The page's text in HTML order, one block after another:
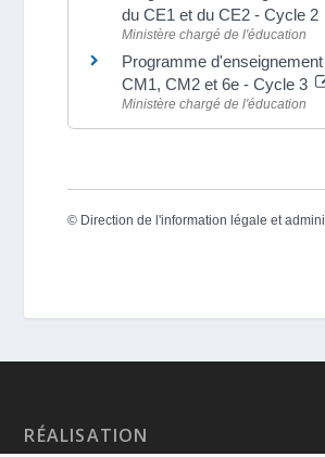
du CE1 et du CE2 - Cycle 2
Ministère chargé de l'éducation
Programme
CM1, CM2 et 6e - Cycle 3
Ministère chargé de l'éducation
© Direction de l'information légale et
RÉALISATION